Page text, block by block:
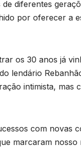
diferentes
por oferecer a
os 30 anos já
lendário
intimista,
com novas
marcaram